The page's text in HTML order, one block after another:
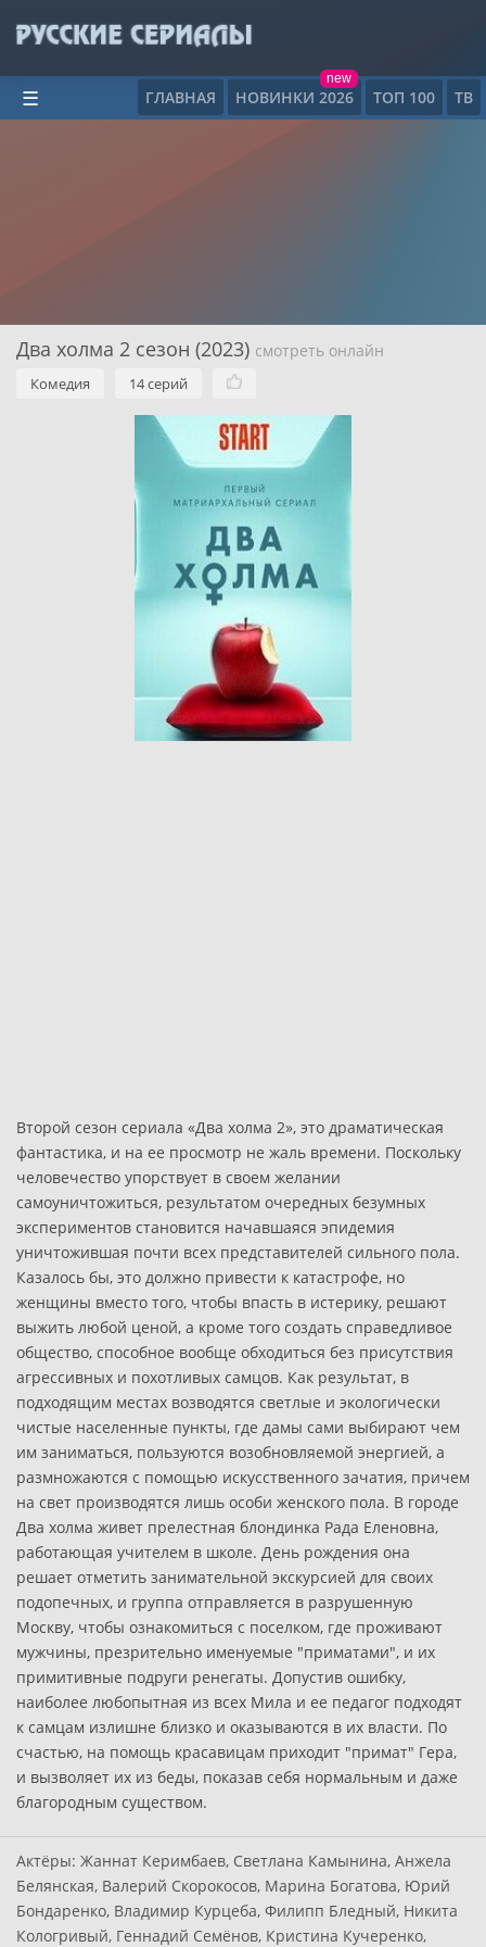
ГЛАВНАЯ НОВИНКИ 2026
new
ТОП 100 ТВ
☰
Два холма 2 сезон (2023) смотреть онлайн
Комедия 14 серий
Второй сезон сериала «Два холма 2», это драматическая
фантастика, и на ее просмотр не жаль времени. Поскольку
человечество упорствует в своем желании
самоуничтожиться, результатом очередных безумных
экспериментов становится начавшаяся эпидемия
уничтожившая почти всех представителей сильного пола.
Казалось бы, это должно привести к катастрофе, но
женщины вместо того, чтобы впасть в истерику, решают
выжить любой ценой, а кроме того создать справедливое
общество, способное вообще обходиться без присутствия
агрессивных и похотливых самцов. Как результат, в
подходящим местах возводятся светлые и экологически
чистые населенные пункты, где дамы сами выбирают чем
им заниматься, пользуются возобновляемой энергией, а
размножаются с помощью искусственного зачатия, причем
на свет производятся лишь особи женского пола. В городе
Два холма живет прелестная блондинка Рада Еленовна,
работающая учителем в школе. День рождения она
решает отметить занимательной экскурсией для своих
подопечных, и группа отправляется в разрушенную
Москву, чтобы ознакомиться с поселком, где проживают
мужчины, презрительно именуемые "приматами", и их
примитивные подруги ренегаты. Допустив ошибку,
наиболее любопытная из всех Мила и ее педагог подходят
к самцам излишне близко и оказываются в их власти. По
счастью, на помощь красавицам приходит "примат" Гера,
и вызволяет их из беды, показав себя нормальным и даже
благородным существом.
Актёры: Жаннат Керимбаев, Светлана Камынина, Анжела
Белянская, Валерий Скорокосов, Марина Богатова, Юрий
Бондаренко, Владимир Курцеба, Филипп Бледный, Никита
Кологривый, Геннадий Семёнов, Кристина Кучеренко,